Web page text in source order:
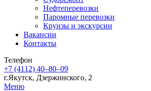
Нефтеперевозки
Паромные перевозки
Круизы и экскурсии
Вакансии
Контакты
Телефон
+7 (4112) 40‒80‒09
г.Якутск, Дзержинского, 2
Меню